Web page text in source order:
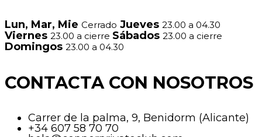
Lun, Mar, Mie Cerrado Jueves 23.00 a 04.30
Viernes 23.00 a cierre Sábados 23.00 a cierre
Domingos 23.00 a 04.30
CONTACTA CON NOSOTROS
Carrer de la palma, 9, Benidorm (Alicante)
+34 607 58 70 70